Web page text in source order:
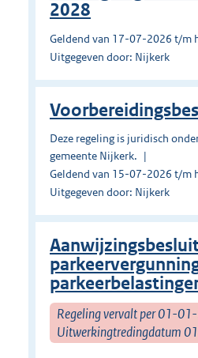
2028
Geldend van 17-07-2026 t/m
Uitgegeven door: Nijkerk
Deze regeling is juridisch
gemeente Nijkerk.
Geldend van 15-07-2026 t/m
Uitgegeven door: Nijkerk
Regeling vervalt per 01-
Uitwerkingtredingdatum